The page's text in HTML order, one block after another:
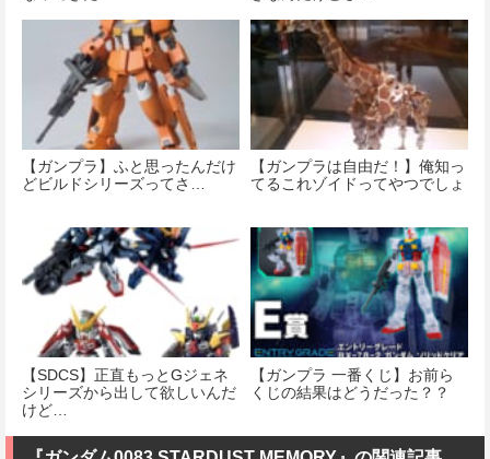
【ガンプラ】ふと思ったんだけ
どビルドシリーズってさ…
【ガンプラは自由だ！】俺知っ
てるこれゾイドってやつでしょ
【SDCS】正直もっとGジェネ
シリーズから出して欲しいんだ
けど…
【ガンプラ 一番くじ】お前ら
くじの結果はどうだった？？